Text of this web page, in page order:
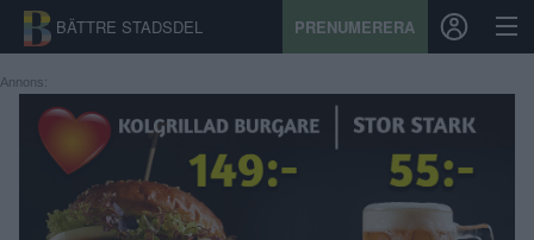
BÄTTRE STADSDEL PRENUMERERA
START
STADSDEL
Annons: